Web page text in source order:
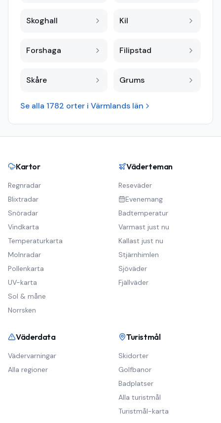
Skoghall Kil
Forshaga Filipstad
Skåre Grums
Se alla 1782 orter i Värmlands län
Kartor
Regnradar
Blixtradar
Snöradar
Vindkarta
Temperaturkarta
Molnradar
Pollenkarta
UV-karta
Sol & måne
Norrsken
Väderteman
Reseväder
Evenemang
Badtemperatur
Varmast just nu
Kallast just nu
Stjärnhimlen
Sjöväder
Fjällväder
Väderdata
Vädervarningar
Alla regioner
Turistmål
Skidorter
Golfbanor
Badplatser
Alla turistmål
Turistmål-karta